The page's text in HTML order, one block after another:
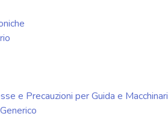
e Precauzioni per Guida e Macchinari